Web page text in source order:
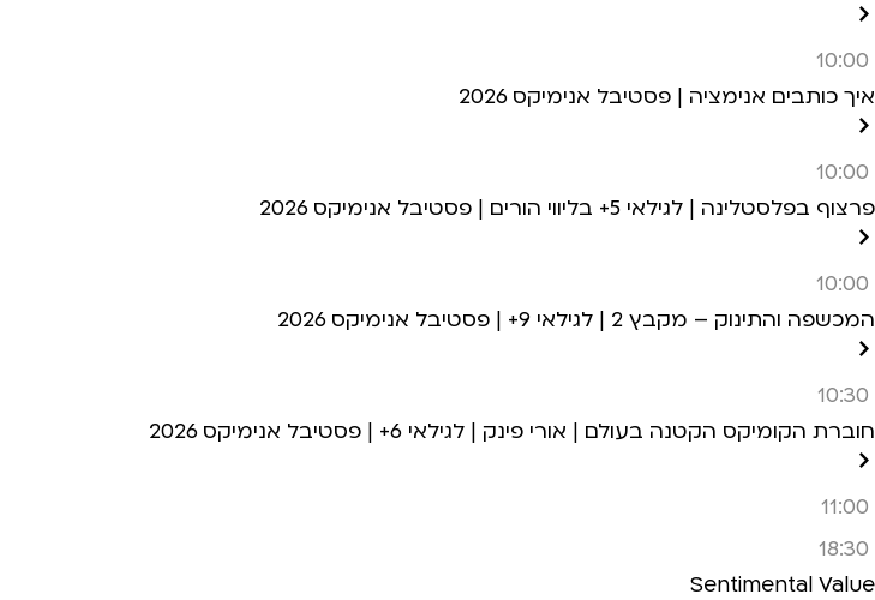
10:00
איך כותבים אנימציה | פסטיבל אנימיקס 2026
10:00
פרצוף בפלסטלינה | לגילאי 5+ בליווי הורים | פסטיבל אנימיקס 2026
10:00
המכשפה והתינוק – מקבץ 2 | לגילאי 9+ | פסטיבל אנימיקס 2026
10:30
חוברת הקומיקס הקטנה בעולם | אורי פינק | לגילאי 6+ | פסטיבל אנימיקס 2026
11:00
18:30
Sentimental Value